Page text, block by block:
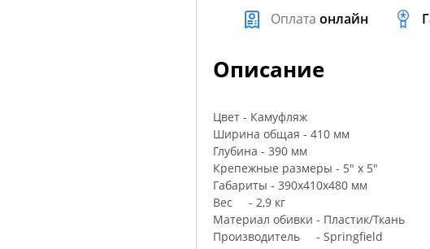
Оплата онлайн
Описание
Цвет - Камуфляж
Ширина общая - 410 мм
Глубина - 390 мм
Крепежные размеры - 5" х 5"
Габариты - 390х410х480 мм
Вес - 2,9 кг
Материал обивки - Пластик/Ткань
Производитель - Springfield